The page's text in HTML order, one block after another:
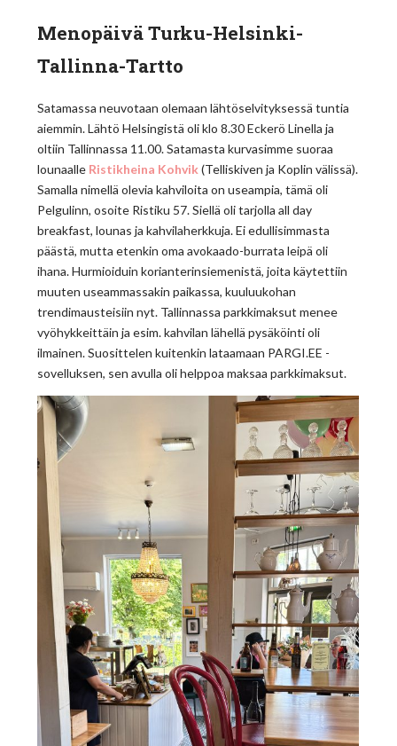
Menopäivä Turku-Helsinki-
Tallinna-Tartto
Satamassa neuvotaan olemaan lähtöselvityksessä tuntia
aiemmin. Lähtö Helsingistä oli klo 8.30 Eckerö Linella ja
oltiin Tallinnassa 11.00. Satamasta kurvasimme suoraa
lounaalle Ristikheina Kohvik (Telliskiven ja Koplin välissä).
Samalla nimellä olevia kahviloita on useampia, tämä oli
Pelgulinn, osoite Ristiku 57. Siellä oli tarjolla all day
breakfast, lounas ja kahvilaherkkuja. Ei edullisimmasta
päästä, mutta etenkin oma avokaado-burrata leipä oli
ihana. Hurmioiduin korianterinsiemenistä, joita käytettiin
muuten useammassakin paikassa, kuuluukohan
trendimausteisiin nyt. Tallinnassa parkkimaksut menee
vyöhykkeittäin ja esim. kahvilan lähellä pysäköinti oli
ilmainen. Suosittelen kuitenkin lataamaan PARGI.EE -
sovelluksen, sen avulla oli helppoa maksaa parkkimaksut.